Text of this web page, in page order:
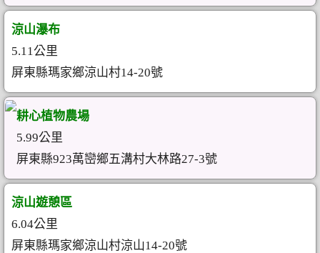
涼山瀑布
5.11公里
屏東縣瑪家鄉涼山村14-20號
耕心植物農場
5.99公里
屏東縣923萬巒鄉五溝村大林路27-3號
涼山遊憩區
6.04公里
屏東縣瑪家鄉涼山村涼山14-20號